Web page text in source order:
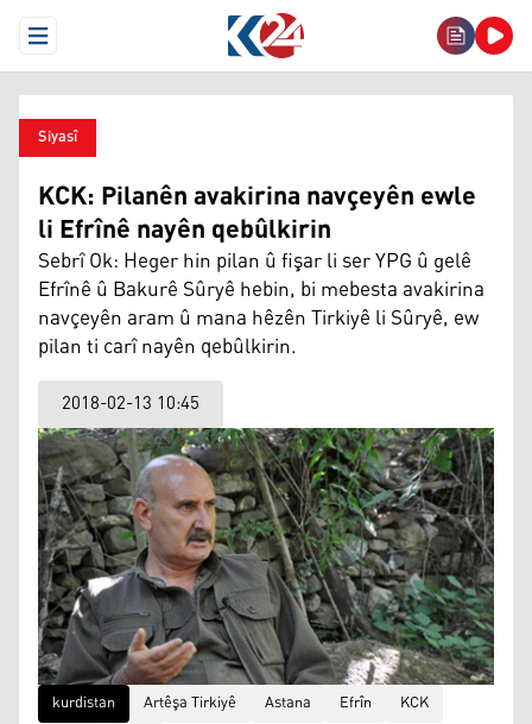
Open Menu
Siyasî
KCK: Pilanên avakirina navçeyên ewle
li Efrînê nayên qebûlkirin
Sebrî Ok: Heger hin pilan û fişar li ser YPG û gelê
Efrînê û Bakurê Sûryê hebin, bi mebesta avakirina
navçeyên aram û mana hêzên Tirkiyê li Sûryê, ew
pilan ti carî nayên qebûlkirin.
2018-02-13 10:45
kurdistan Artêşa Tirkiyê Astana Efrîn
KCK